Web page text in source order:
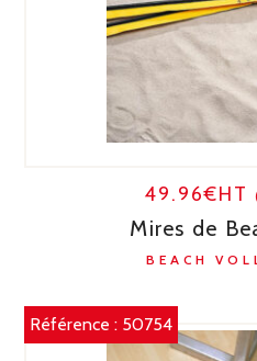
49.96€HT
Mires de
BEACH
Référence : 50754